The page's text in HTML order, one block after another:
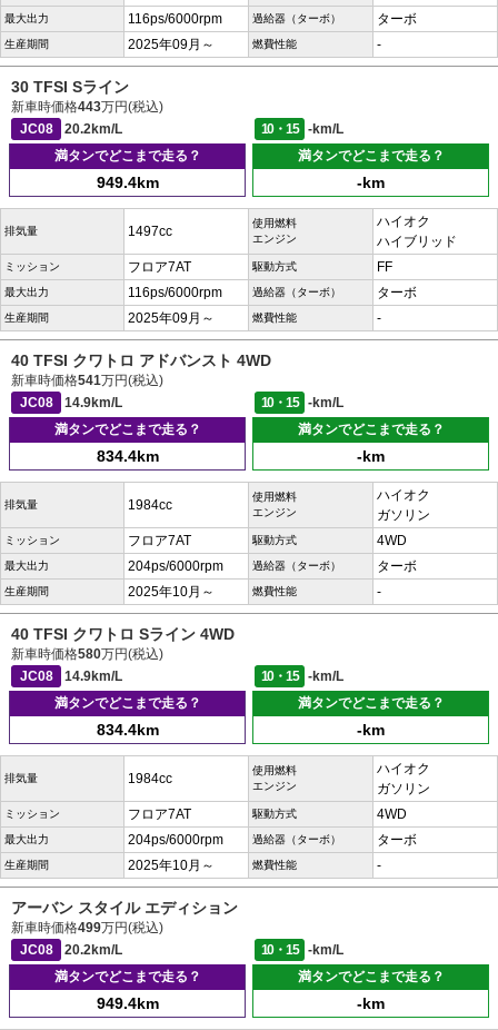
最大出力 116ps/6000rpm 過給器（ターボ） ターボ
生産期間 2025年09月～ 燃費性能 -
30 TFSI Sライン
新車時価格443万円(税込)
JC08
20.2km/L 10・15
-km/L
満タンでどこまで走る？
949.4km
満タンでどこまで走る？
-km
排気量 1497cc
使用燃料
エンジン
ハイオク
ハイブリッド
ミッション フロア7AT 駆動方式 FF
最大出力 116ps/6000rpm 過給器（ターボ） ターボ
生産期間 2025年09月～ 燃費性能 -
40 TFSI クワトロ アドバンスト 4WD
新車時価格541万円(税込)
JC08
14.9km/L 10・15
-km/L
満タンでどこまで走る？
834.4km
満タンでどこまで走る？
-km
排気量 1984cc
使用燃料
エンジン
ハイオク
ガソリン
ミッション フロア7AT 駆動方式 4WD
最大出力 204ps/6000rpm 過給器（ターボ） ターボ
生産期間 2025年10月～ 燃費性能 -
40 TFSI クワトロ Sライン 4WD
新車時価格580万円(税込)
JC08
14.9km/L 10・15
-km/L
満タンでどこまで走る？
834.4km
満タンでどこまで走る？
-km
排気量 1984cc
使用燃料
エンジン
ハイオク
ガソリン
ミッション フロア7AT 駆動方式 4WD
最大出力 204ps/6000rpm 過給器（ターボ） ターボ
生産期間 2025年10月～ 燃費性能 -
アーバン スタイル エディション
新車時価格499万円(税込)
JC08
20.2km/L 10・15
-km/L
満タンでどこまで走る？
949.4km
満タンでどこまで走る？
-km